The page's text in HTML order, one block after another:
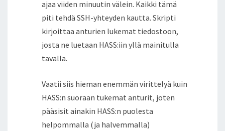
ajaa viiden minuutin välein. Kaikki tämä
piti tehdä SSH-yhteyden kautta. Skripti
kirjoittaa anturien lukemat tiedostoon,
josta ne luetaan HASS:iin yllä mainitulla
tavalla.
Vaatii siis hieman enemmän virittelyä kuin
HASS:n suoraan tukemat anturit, joten
pääsisit ainakin HASS:n puolesta
helpommalla (ja halvemmalla)